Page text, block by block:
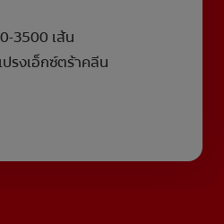
3500 เส้น
ปรงเอ็กซ์ตร้าคลีน